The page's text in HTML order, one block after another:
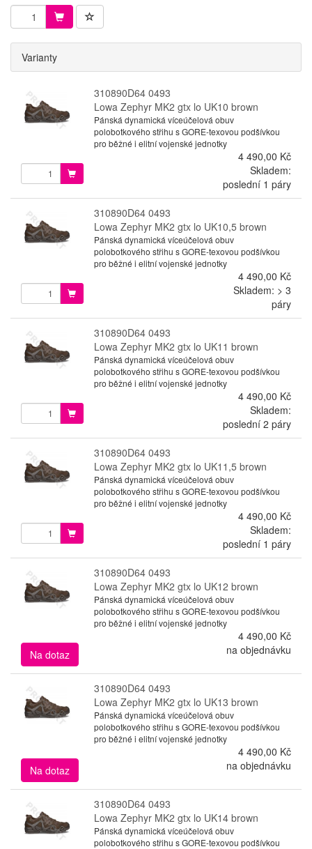
Varianty
310890D64 0493
Lowa Zephyr MK2 gtx lo UK10 brown
Pánská dynamická víceúčelová obuv
polobotkového střihu s GORE-texovou podšívkou
pro běžné i elitní vojenské jednotky
4 490,00 Kč
Skladem:
poslední 1 páry
310890D64 0493
Lowa Zephyr MK2 gtx lo UK10,5 brown
Pánská dynamická víceúčelová obuv
polobotkového střihu s GORE-texovou podšívkou
pro běžné i elitní vojenské jednotky
4 490,00 Kč
Skladem: > 3
páry
310890D64 0493
Lowa Zephyr MK2 gtx lo UK11 brown
Pánská dynamická víceúčelová obuv
polobotkového střihu s GORE-texovou podšívkou
pro běžné i elitní vojenské jednotky
4 490,00 Kč
Skladem:
poslední 2 páry
310890D64 0493
Lowa Zephyr MK2 gtx lo UK11,5 brown
Pánská dynamická víceúčelová obuv
polobotkového střihu s GORE-texovou podšívkou
pro běžné i elitní vojenské jednotky
4 490,00 Kč
Skladem:
poslední 1 páry
310890D64 0493
Lowa Zephyr MK2 gtx lo UK12 brown
Pánská dynamická víceúčelová obuv
polobotkového střihu s GORE-texovou podšívkou
pro běžné i elitní vojenské jednotky
4 490,00 Kč
Na dotaz
na objednávku
310890D64 0493
Lowa Zephyr MK2 gtx lo UK13 brown
Pánská dynamická víceúčelová obuv
polobotkového střihu s GORE-texovou podšívkou
pro běžné i elitní vojenské jednotky
4 490,00 Kč
Na dotaz
na objednávku
310890D64 0493
Lowa Zephyr MK2 gtx lo UK14 brown
Pánská dynamická víceúčelová obuv
polobotkového střihu s GORE-texovou podšívkou